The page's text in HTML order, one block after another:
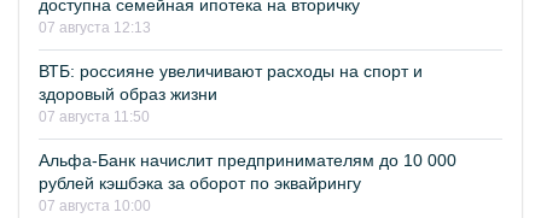
доступна семейная ипотека на вторичку
07 августа 12:13
ВТБ: россияне увеличивают расходы на спорт и
здоровый образ жизни
07 августа 11:50
Альфа-Банк начислит предпринимателям до 10 000
рублей кэшбэка за оборот по эквайрингу
07 августа 10:00